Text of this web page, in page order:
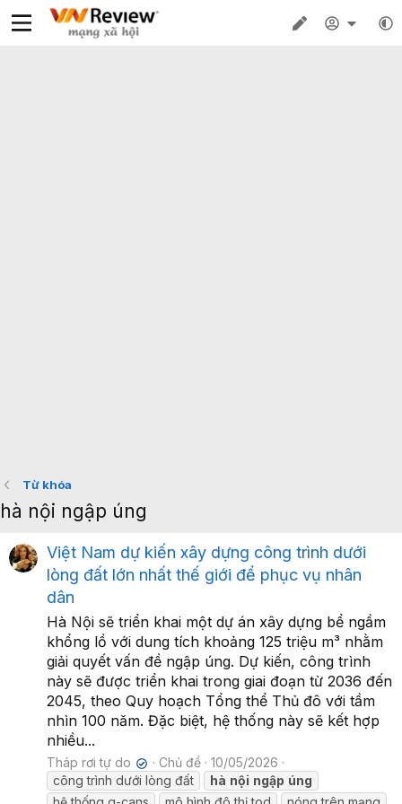
Từ khóa
hà nội ngập úng
Việt Nam dự kiến xây dựng công trình dưới
lòng đất lớn nhất thế giới để phục vụ nhân
dân
Hà Nội sẽ triển khai một dự án xây dựng bể ngầm
khổng lồ với dung tích khoảng 125 triệu m³ nhằm
giải quyết vấn đề ngập úng. Dự kiến, công trình
này sẽ được triển khai trong giai đoạn từ 2036 đến
2045, theo Quy hoạch Tổng thể Thủ đô với tầm
nhìn 100 năm. Đặc biệt, hệ thống này sẽ kết hợp
nhiều...
Tháp rơi tự do ✔ Chủ đề
10/05/2026
công trình dưới lòng đất
hà nội ngập úng